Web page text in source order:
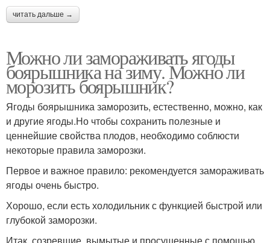
читать дальше →
Можно ли замораживать ягоды
боярышника на зиму. Можно ли
морозить боярышник?
Ягоды боярышника заморозить, естественно, можно, как
и другие ягоды.Но чтобы сохранить полезные и
ценнейшие свойства плодов, необходимо соблюсти
некоторые правила заморозки.
Первое и важное правило: рекомендуется замораживать
ягоды очень быстро.
Хорошо, если есть холодильник с функцией быстрой или
глубокой заморозки.
Итак, созревшие, вымытые и просушенные с помощью